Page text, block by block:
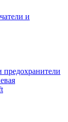
и
предохранители